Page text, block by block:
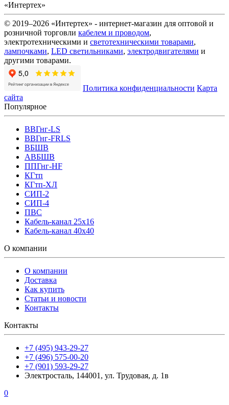
«Интертех»
© 2019–2026 «Интертех» - интернет-магазин для оптовой и
розничной торговли кабелем и проводом,
электротехническими и светотехническими товарами,
лампочками, LED светильниками, электродвигателями и
другими товарами.
Политика конфиденциальности Карта
сайта
Популярное
ВВГнг-LS
ВВГнг-FRLS
ВБШВ
АВБШВ
ППГнг-HF
КГтп
КГтп-ХЛ
СИП-2
СИП-4
ПВС
Кабель-канал 25х16
Кабель-канал 40х40
О компании
О компании
Доставка
Как купить
Статьи и новости
Контакты
Контакты
+7 (495) 943-29-27
+7 (496) 575-00-20
+7 (901) 593-29-27
Электросталь, 144001, ул. Трудовая, д. 1в
0